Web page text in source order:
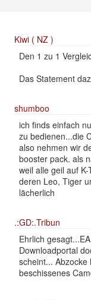
Kiwi ( NZ )
Den 1 zu 1
Das Statement
shumboo
ich finds einfach
zu bedienen...die
also nehmen wir
booster pack. als
weil alle geil auf
deren Leo, Tiger
lächerlich
.:GD:.Tribun
Ehrlich
Downloadportal
scheint...
beschissenes